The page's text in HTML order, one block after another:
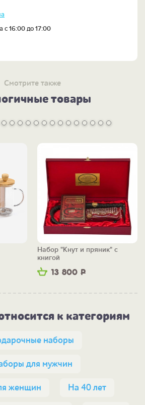
с 16:00 до 17:00
Смотрите также
товары
13 800 Р
Набор "Кнут и пряник" с
книгой
к категориям
наборы
для мужчин
женщин На 40 лет